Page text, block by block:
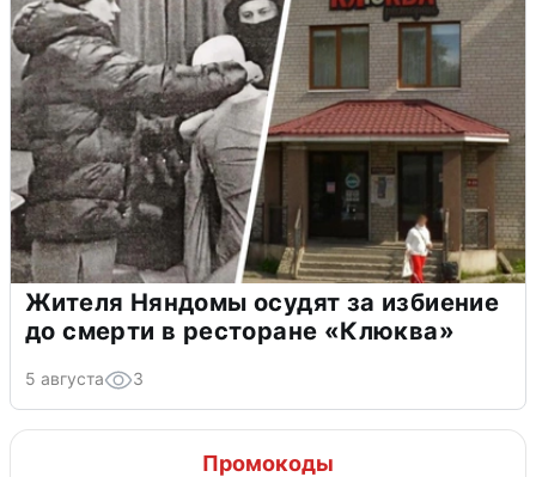
Жителя Няндомы осудят за избиение
до смерти в ресторане «Клюква»
5 августа 3
Промокоды